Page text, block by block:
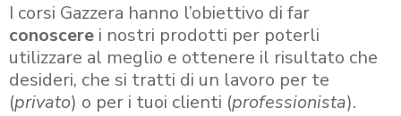
I corsi Gazzera hanno l’obiettivo di far
conoscere i nostri prodotti per poterli
utilizzare al meglio e ottenere il risultato che
desideri, che si tratti di un lavoro per te
(privato) o per i tuoi clienti (professionista).